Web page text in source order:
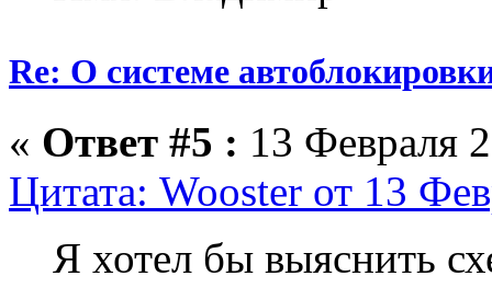
Re: О системе
« Ответ #5 : 13 Февраля
Цитата: Wooster от 13
Я хотел бы выяснить